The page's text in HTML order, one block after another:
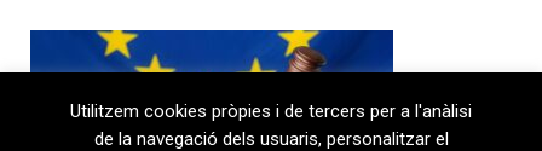
Utilitzem cookies pròpies i de tercers per a l'anàlisi
de la navegació dels usuaris, personalitzar el